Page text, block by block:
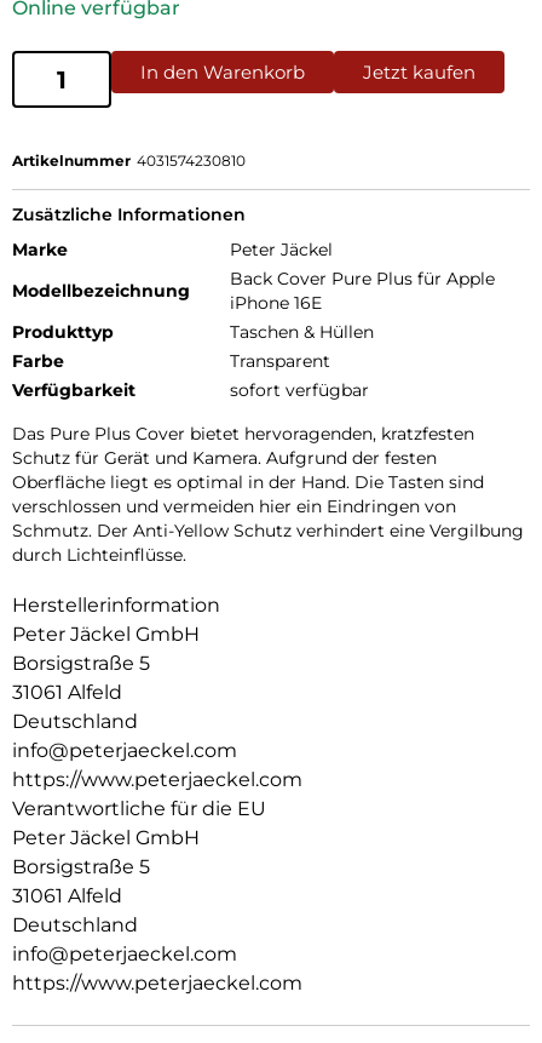
Online verfügbar
In den Warenkorb Jetzt kaufen
Artikelnummer 4031574230810
Zusätzliche Informationen
Marke
Peter Jäckel
Modellbezeichnung
Back Cover Pure Plus für Apple
iPhone 16E
Produkttyp
Taschen & Hüllen
Farbe
Transparent
Verfügbarkeit
sofort verfügbar
Das Pure Plus Cover bietet hervoragenden, kratzfesten
Schutz für Gerät und Kamera. Aufgrund der festen
Oberfläche liegt es optimal in der Hand. Die Tasten sind
verschlossen und vermeiden hier ein Eindringen von
Schmutz. Der Anti-Yellow Schutz verhindert eine Vergilbung
durch Lichteinflüsse.
Herstellerinformation
Peter Jäckel GmbH
Borsigstraße 5
31061 Alfeld
Deutschland
info@peterjaeckel.com
https://www.peterjaeckel.com
Verantwortliche für die EU
Peter Jäckel GmbH
Borsigstraße 5
31061 Alfeld
Deutschland
info@peterjaeckel.com
https://www.peterjaeckel.com